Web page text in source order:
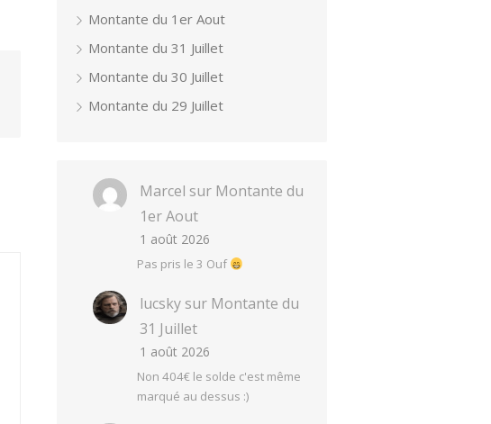
Montante du 1er Aout
Montante du 31 Juillet
Montante du 30 Juillet
Montante du 29 Juillet
Marcel sur Montante du
1er Aout
1 août 2026
Pas pris le 3 Ouf
lucsky sur Montante du
31 Juillet
1 août 2026
Non 404€ le solde c'est même
marqué au dessus :)